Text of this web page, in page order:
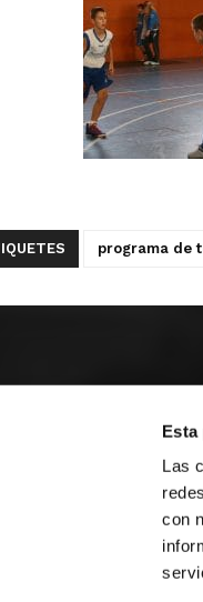
Esta
Las
con
programa de